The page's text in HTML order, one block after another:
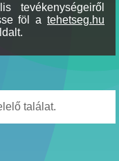
tevékenységeiről
föl a tehetseg.hu
találat.